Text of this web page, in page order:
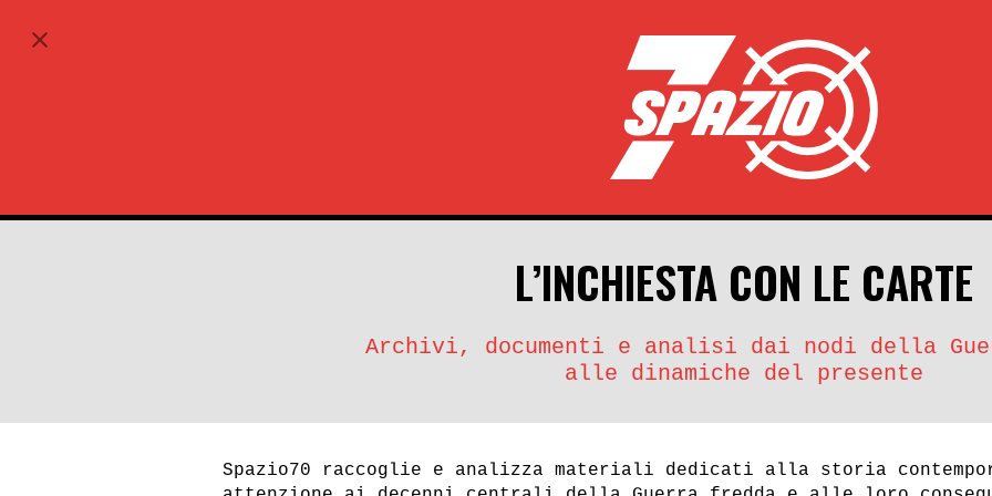
L’INCHIESTA CON LE CARTE
Archivi, documenti e analisi dai nodi della
alle dinamiche del presente
Spazio70 raccoglie e analizza materiali dedicati alla storia